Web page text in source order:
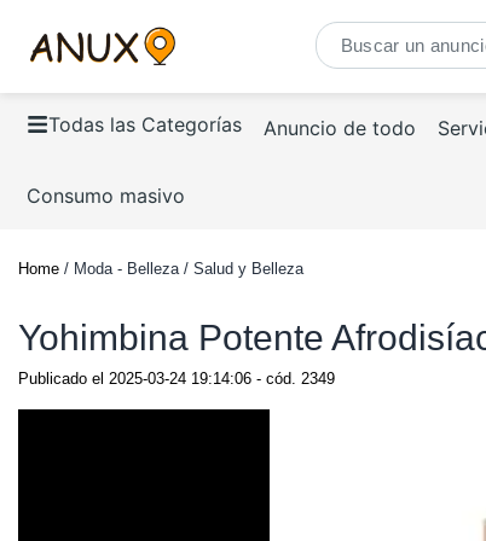
Todas las Categorías Anuncio de todo
Consumo masivo
Home / Moda - Belleza / Salud y Belleza
Yohimbina Potente
Publicado el 2025-03-24 19:14:06 - cód. 2349